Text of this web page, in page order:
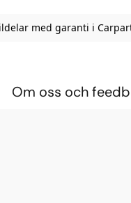
med garanti i
Om oss och